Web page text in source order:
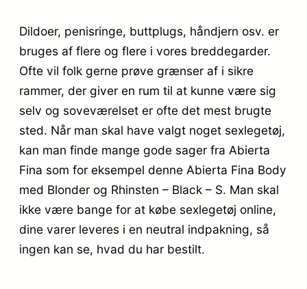
Dildoer, penisringe, buttplugs, håndjern osv. er
bruges af flere og flere i vores breddegarder.
Ofte vil folk gerne prøve grænser af i sikre
rammer, der giver en rum til at kunne være sig
selv og soveværelset er ofte det mest brugte
sted. Når man skal have valgt noget sexlegetøj,
kan man finde mange gode sager fra Abierta
Fina som for eksempel denne Abierta Fina Body
med Blonder og Rhinsten – Black – S. Man skal
ikke være bange for at købe sexlegetøj online,
dine varer leveres i en neutral indpakning, så
ingen kan se, hvad du har bestilt.